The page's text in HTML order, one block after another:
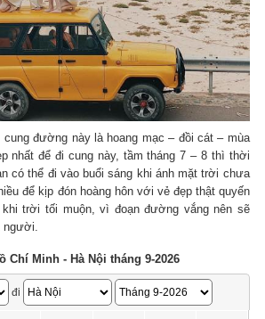
đường này là hoang mạc – đồi cát – mùa
nhất để đi cung này, tầm tháng 7 – 8 thì thời
có thể đi vào buổi sáng khi ánh mặt trời chưa
để kịp đón hoàng hôn với vẻ đẹp thật quyến
trời tối muộn, vì đoạn đường vắng nên sẽ
Chí Minh - Hà Nội tháng 9-2026
đi